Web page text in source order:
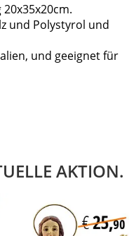
und Polystyrol und
und geeignet für
AKTION.